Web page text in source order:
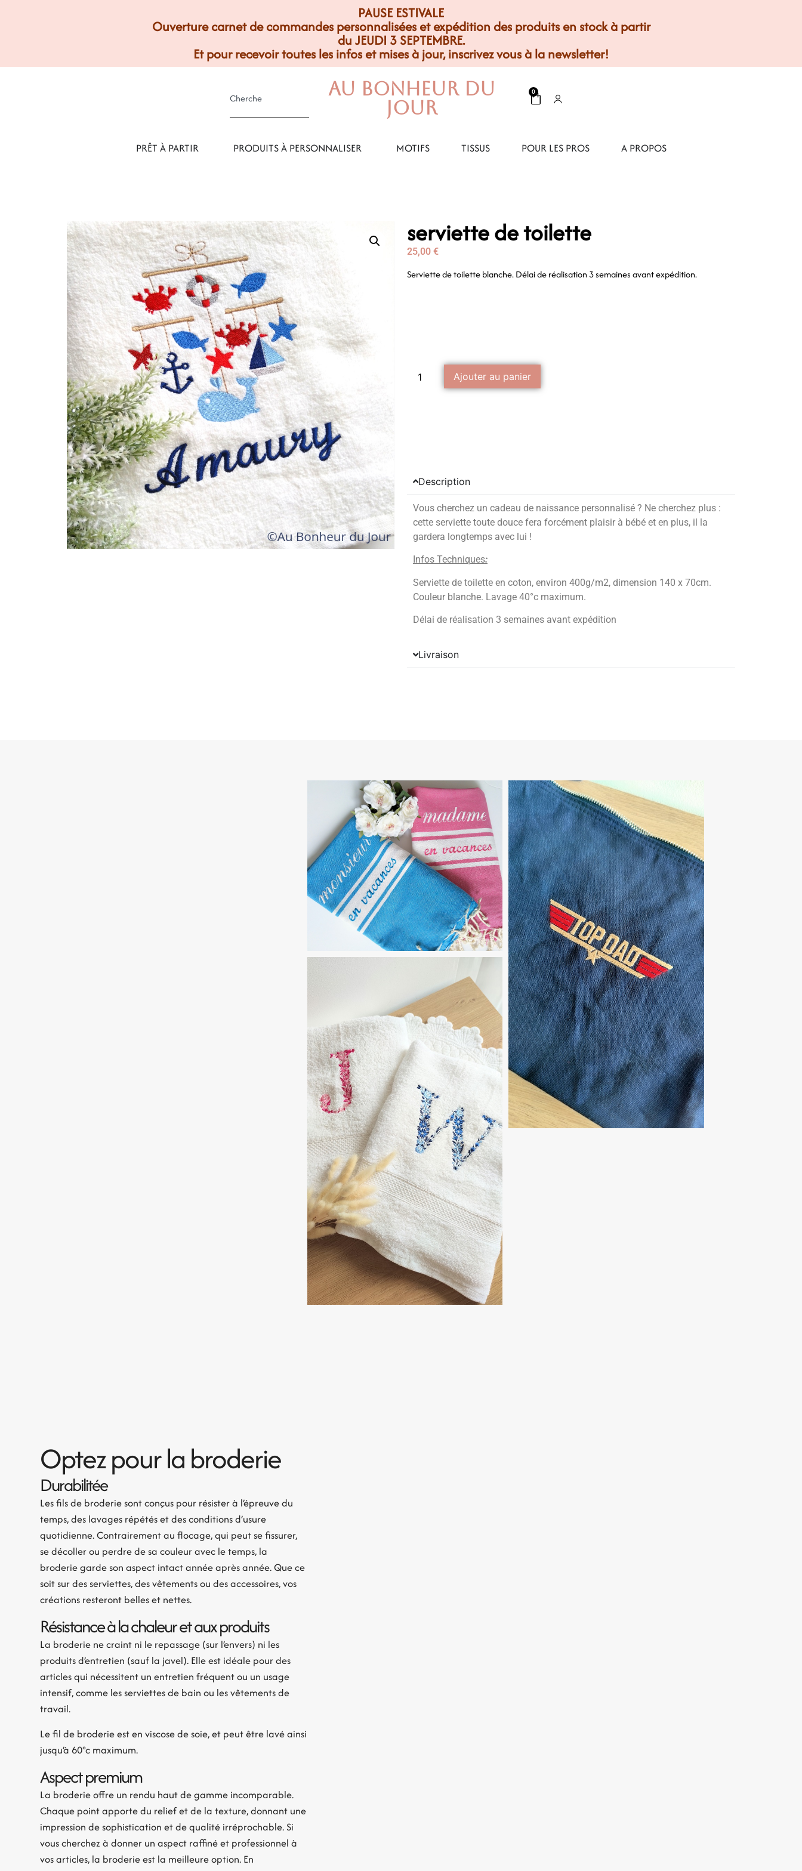
PAUSE ESTIVALE
Ouverture carnet de commandes personnalisées et expédition des produits en stock à partir
du JEUDI 3 SEPTEMBRE.
Et pour recevoir toutes les infos et mises à jour, inscrivez vous à la newsletter!
Au Bonheur Du
Jour
0
PRÊT À PARTIR PRODUITS À PERSONNALISER MOTIFS TISSUS POUR LES PROS A PROPOS
serviette de toilette
25,00 €
Serviette de toilette blanche. Délai de réalisation 3 semaines avant expédition.
Ajouter au panier
Description
Vous cherchez un cadeau de naissance personnalisé ? Ne cherchez plus :
cette serviette toute douce fera forcément plaisir à bébé et en plus, il la
gardera longtemps avec lui !
Infos Techniques:
Serviette de toilette en coton, environ 400g/m2, dimension 140 x 70cm.
Couleur blanche. Lavage 40°c maximum.
Délai de réalisation 3 semaines avant expédition
Livraison
Optez pour la broderie
Durabilitée
Les fils de broderie sont conçus pour résister à l’épreuve du
temps, des lavages répétés et des conditions d’usure
quotidienne. Contrairement au flocage, qui peut se fissurer,
se décoller ou perdre de sa couleur avec le temps, la
broderie garde son aspect intact année après année. Que ce
soit sur des serviettes, des vêtements ou des accessoires, vos
créations resteront belles et nettes.
Résistance à la chaleur et aux produits
La broderie ne craint ni le repassage (sur l’envers) ni les
produits d’entretien (sauf la javel). Elle est idéale pour des
articles qui nécessitent un entretien fréquent ou un usage
intensif, comme les serviettes de bain ou les vêtements de
travail.
Le fil de broderie est en viscose de soie, et peut être lavé ainsi
jusqu’à 60°c maximum.
Aspect premium
La broderie offre un rendu haut de gamme incomparable.
Chaque point apporte du relief et de la texture, donnant une
impression de sophistication et de qualité irréprochable. Si
vous cherchez à donner un aspect raffiné et professionnel à
vos articles, la broderie est la meilleure option. En